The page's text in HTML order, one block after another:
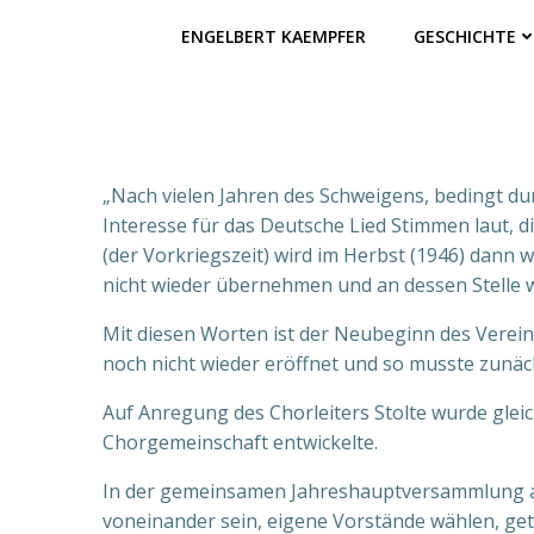
ENGELBERT KAEMPFER GESCHICHTE
„Nach vielen Jahren des Schweigens, bedingt
Interesse für das Deutsche Lied Stimmen laut,
(der Vorkriegszeit) wird im Herbst (1946) dann
nicht wieder übernehmen und an dessen
Mit diesen Worten ist der Neubeginn des
noch nicht wieder eröffnet und so musste
Auf Anregung des Chorleiters Stolte wurde
Chorgemeinschaft entwickelte.
In der gemeinsamen
voneinander sein, eigene Vorstände wählen,